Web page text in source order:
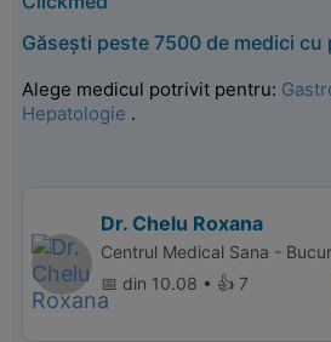
Găsești peste 7500 de medici
Alege medicul potrivit pentru:
Hepatologie .
Dr. Chelu Roxana
Centrul Medical Sana -
📅 din 10.08 • 👍 7